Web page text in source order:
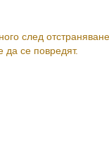
след
да се повредят.